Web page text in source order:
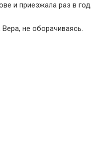
и приезжала раз в
не оборачиваясь.